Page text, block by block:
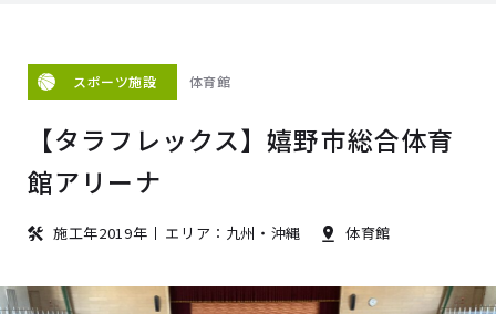
スポーツ施設 体育館
【タラフレックス】嬉野市総合体育
館アリーナ
施工年2019年 エリア：九州・沖縄 体育館